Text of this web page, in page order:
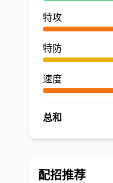
特攻
特防
速度
总和
配招推荐